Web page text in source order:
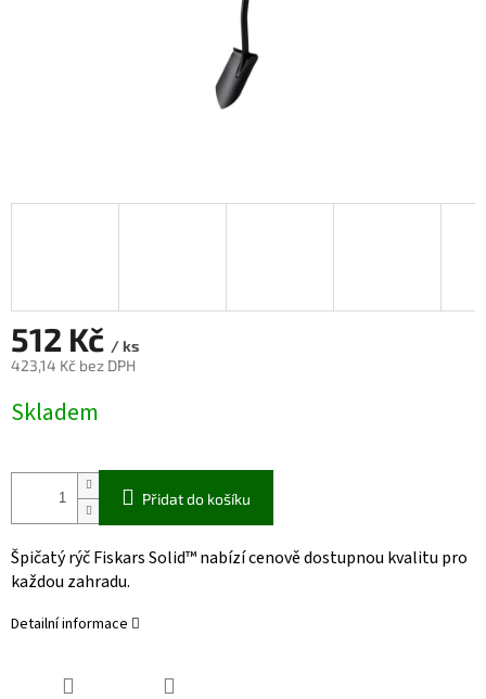
512 Kč / ks
423,14 Kč bez DPH
cena:
Skladem
Přidat do košíku
Špičatý rýč Fiskars Solid™ nabízí cenově dostupnou kvalitu pro
každou zahradu.
Detailní informace